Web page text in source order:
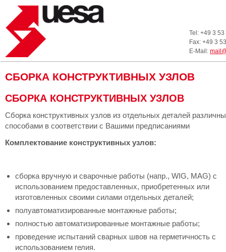
Tel: +49 3
Fax: +49 3
E-Mail:
СБОРКА КОНСТРУКТИВНЫХ УЗЛОВ
СБОРКА КОНСТРУКТИВНЫХ УЗЛОВ
Сборка конструктивных узлов из отдельных деталей
способами в соответствии с Вашими предписаниями
Комплектование конструктивных узлов:
сборка вручную и сварочные работы (напр., WIG, MAG) с
использованием предоставленных, приобретенных или
изготовленных своими силами отдельных деталей;
полуавтоматизированные монтажные работы;
полностью автоматизированные монтажные работы;
проведение испытаний сварных швов на герметичность с
использованием гелия.